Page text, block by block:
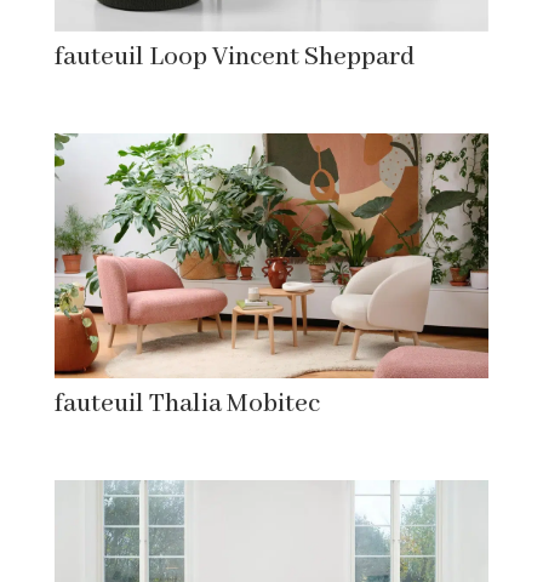
fauteuil Loop Vincent Sheppard
fauteuil Thalia Mobitec